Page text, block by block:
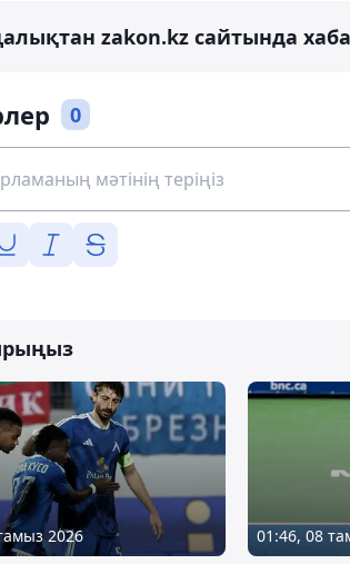
zakon.kz сайтында
0
2026 01:46, 08